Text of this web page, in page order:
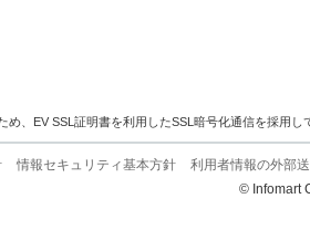
め、EV SSL証明書を利用したSSL暗号化通信を採用し
情報セキュリティ基本方針
利用者情報の外部
© Infomart